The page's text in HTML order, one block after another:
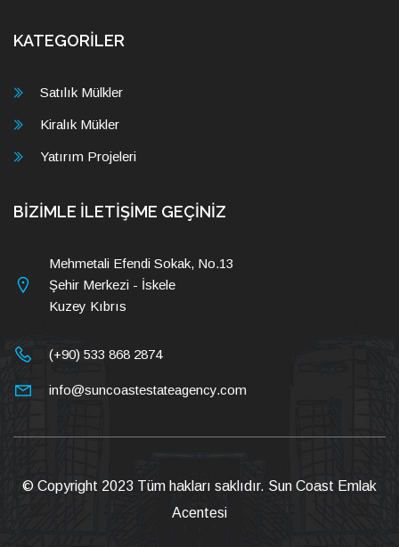
KATEGORİLER
Satılık Mülkler
Kiralık Mükler
Yatırım Projeleri
BİZİMLE İLETİŞİME GEÇİNİZ
Mehmetali Efendi Sokak, No.13
Şehir Merkezi - İskele
Kuzey Kıbrıs
(+90) 533 868 2874
info@suncoastestateagency.com
© Copyright 2023 Tüm hakları saklıdır. Sun Coast Emlak
Acentesi